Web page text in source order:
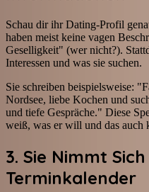
Schau dir ihr Dating-Profil
haben meist keine vagen
Geselligkeit" (wer nicht?).
Interessen und was sie suchen.
Sie schreiben beispielsweise:
Nordsee, liebe Kochen und
und tiefe Gespräche." Diese
weiß, was er will und das auch
3. Sie Nimmt
Terminkalender